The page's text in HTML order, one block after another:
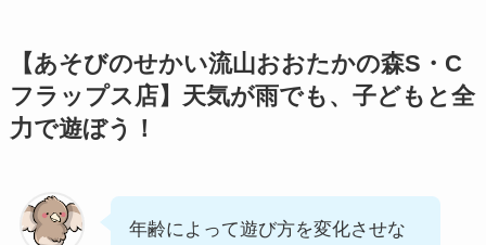
【あそびのせかい流山おおたかの森S・C
フラップス店】天気が雨でも、子どもと全
力で遊ぼう！
年齢によって遊び方を変化させな